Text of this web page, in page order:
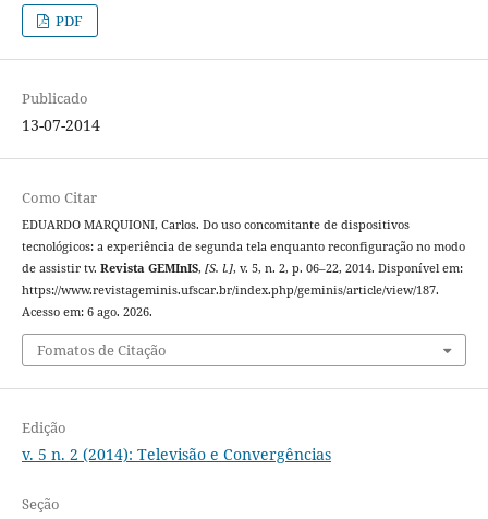
PDF
Publicado
13-07-2014
Como Citar
EDUARDO MARQUIONI, Carlos. Do uso concomitante de dispositivos
tecnológicos: a experiência de segunda tela enquanto reconfiguração no modo
de assistir tv. Revista GEMInIS, [S. l.], v. 5, n. 2, p. 06–22, 2014. Disponível em:
https://www.revistageminis.ufscar.br/index.php/geminis/article/view/187.
Acesso em: 6 ago. 2026.
Fomatos de Citação
Edição
v. 5 n. 2 (2014): Televisão e Convergências
Seção